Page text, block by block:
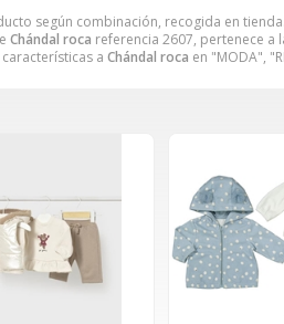
según combinación, recogida en
Chándal roca referencia 2607, pertenece a
a Chándal roca en "MODA",